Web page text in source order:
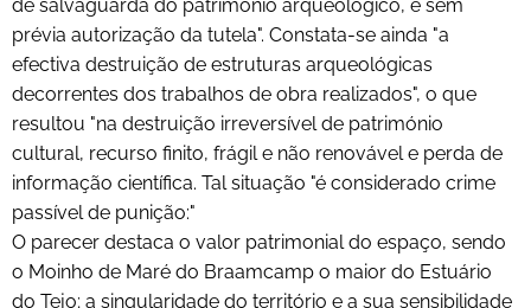
de salvaguarda do património arqueológico, e sem
prévia autorização da tutela". Constata-se ainda "a
efectiva destruição de estruturas arqueológicas
decorrentes dos trabalhos de obra realizados", o que
resultou "na destruição irreversível de património
cultural, recurso finito, frágil e não renovável e perda de
informação científica. Tal situação "é considerado crime
passível de punição:"
O parecer destaca o valor patrimonial do espaço, sendo
o Moinho de Maré do Braamcamp o maior do Estuário
do Tejo; a singularidade do território e a sua sensibilidade